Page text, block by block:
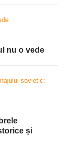
nu o vede
și